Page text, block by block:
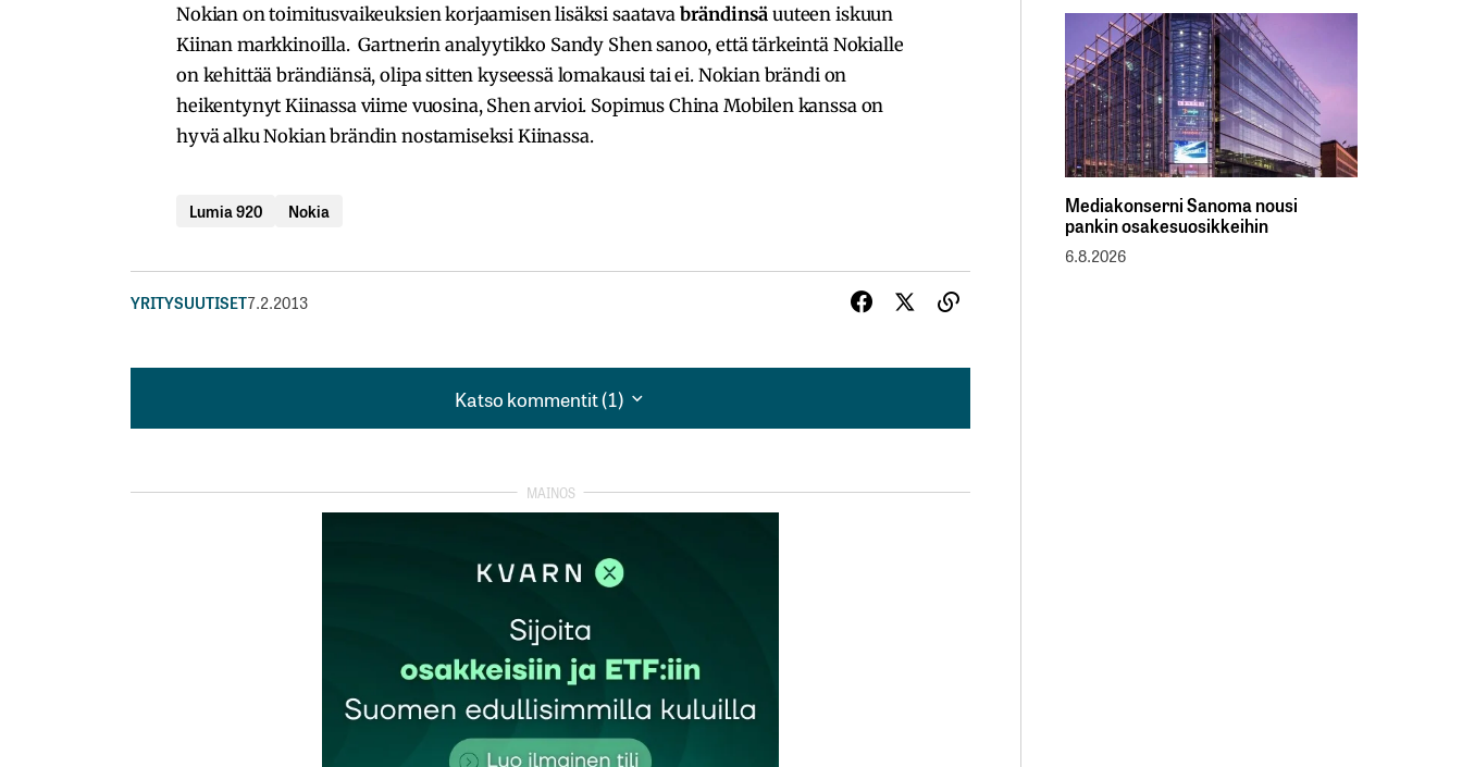
Nokian on toimitusvaikeuksien korjaamisen lisäksi saatava brändinsä uuteen iskuun
Kiinan markkinoilla. Gartnerin analyytikko Sandy Shen sanoo, että tärkeintä Nokialle
on kehittää brändiänsä, olipa sitten kyseessä lomakausi tai ei. Nokian brändi on
heikentynyt Kiinassa viime vuosina, Shen arvioi. Sopimus China Mobilen kanssa on
hyvä alku Nokian brändin nostamiseksi Kiinassa.
Lumia 920 Nokia
YRITYSUUTISET7.2.2013
Katso kommentit (1)
Katso kommentit (1)
ihmeellistä että Nokia tyrii juuri toimituksissa. Yhtiön supply chain on perinteisesti ollut sen
kirjautua sisään rekisteröityä
Mediakonserni Sanoma nousi
pankin osakesuosikkeihin
6.8.2026